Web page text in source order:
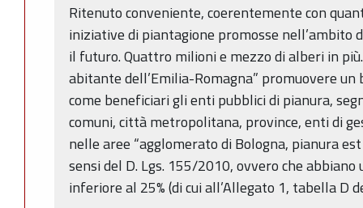
Ritenuto conveniente, coerentemente con
iniziative di piantagione promosse
il futuro. Quattro milioni e mezzo di alberi in
abitante dell’Emilia-Romagna” promuovere un
come beneficiari gli enti pubblici di pianura,
comuni, città metropolitana, province, enti di
nelle aree “agglomerato di Bologna, pianura
sensi del D. Lgs. 155/2010, ovvero che
inferiore al 25% (di cui all’Allegato 1, tabella D